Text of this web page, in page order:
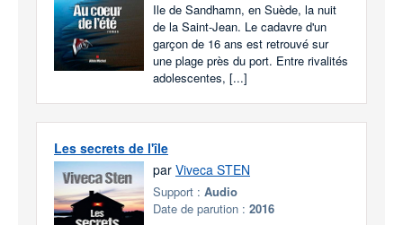
Ile de Sandhamn, en Suède, la nuit
de la Saint-Jean. Le cadavre d'un
garçon de 16 ans est retrouvé sur
une plage près du port. Entre rivalités
adolescentes, [...]
Les secrets de l'île
par Viveca STEN
Support : Audio
Date de parution : 2016